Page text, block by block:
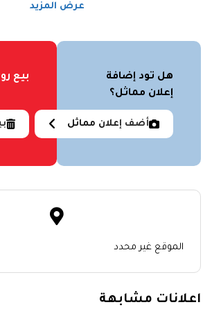
عرض المزيد
هل تود إضافة
إعلان مماثل؟
أضف إعلان مماثل
بيع
الموقع غير محدد
اعلانات مشابهة